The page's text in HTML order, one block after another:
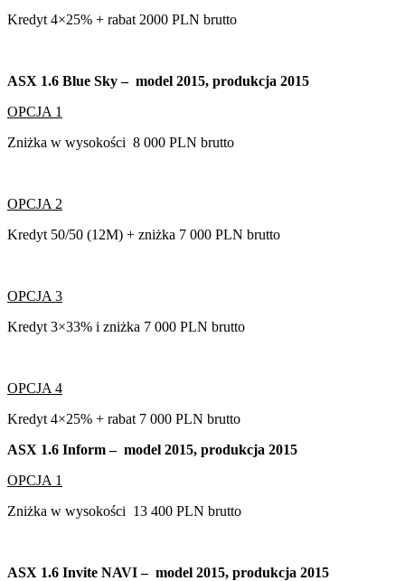
Kredyt 4×25% + rabat 2000 PLN brutto
ASX 1.6 Blue Sky – model 2015, produkcja 2015
OPCJA 1
Zniżka w wysokości 8 000 PLN brutto
OPCJA 2
Kredyt 50/50 (12M) + zniżka 7 000 PLN brutto
OPCJA 3
Kredyt 3×33% i zniżka 7 000 PLN brutto
OPCJA 4
Kredyt 4×25% + rabat 7 000 PLN brutto
ASX 1.6 Inform – model 2015, produkcja 2015
OPCJA 1
Zniżka w wysokości 13 400 PLN brutto
ASX 1.6 Invite NAVI – model 2015, produkcja 2015